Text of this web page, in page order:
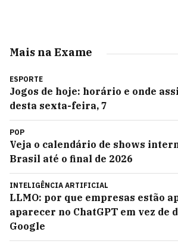
Mais na Exame
ESPORTE
Jogos de hoje: horário e onde
desta sexta-feira, 7
POP
Veja o calendário de shows
Brasil até o final de 2026
INTELIGÊNCIA ARTIFICIAL
LLMO: por que empresas estão
aparecer no ChatGPT em vez de
Google